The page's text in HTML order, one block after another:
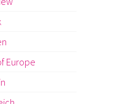
Europe